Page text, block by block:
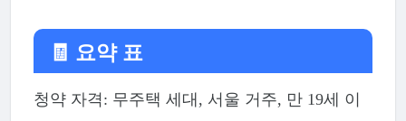
🧾 요약 표
청약 자격: 무주택 세대, 서울 거주, 만 19세 이